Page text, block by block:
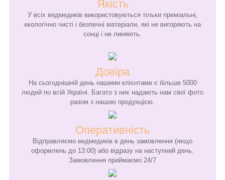
Якість
У всіх ведмедиків використовуються тільки преміальні,
екологічно чисті і безпечні матеріали, які не вигоряють на
сонці і не линяють.
Довіра
На сьогоднішній день нашими клієнтами є більше 5000
людей по всій Україні. Багато з них надають нам свої фото
разом з нашою продукцією.
Оперативність
Відправляємо ведмедиків в день замовлення (якщо
оформлень до 13:00) або відразу на наступний день.
Замовлення приймаємо 24/7